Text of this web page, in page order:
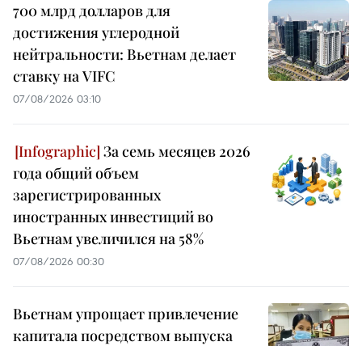
700 млрд долларов для
достижения углеродной
нейтральности: Вьетнам делает
ставку на VIFC
07/08/2026 03:10
За семь месяцев 2026
года общий объем
зарегистрированных
иностранных инвестиций во
Вьетнам увеличился на 58%
07/08/2026 00:30
Вьетнам упрощает привлечение
капитала посредством выпуска